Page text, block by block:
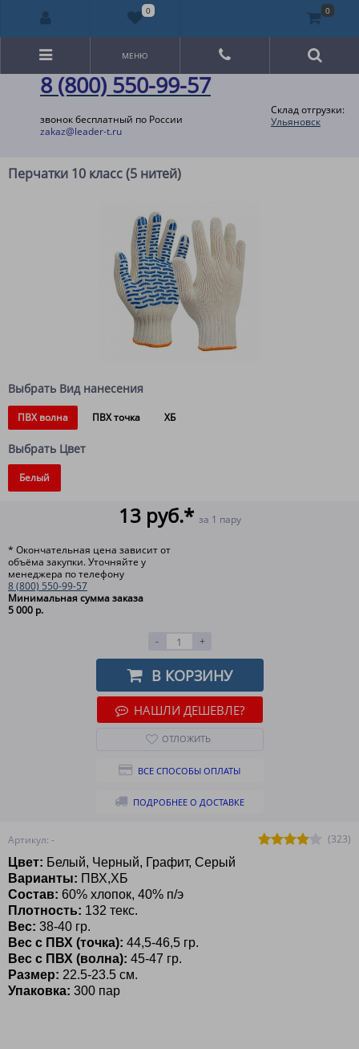
8 (800) 550-99-57
звонок бесплатный по России
zakaz@leader-t.ru
Склад отгрузки:
Ульяновск
МЕНЮ
Перчатки 10 класс (5 нитей)
Артикул: -
(323)
Цвет: Белый, Черный, Графит, Серый
Варианты: ПВХ,ХБ
Состав: 60% хлопок, 40% п/э
Плотность: 132 текс.
Вес: 38-40 гр.
Вес с ПВХ (точка): 44,5-46,5 гр.
Вес с ПВХ (волна): 45-47 гр.
Размер: 22.5-23.5 см.
Упаковка: 300 пар
Выбрать Вид нанесения
ПВХ волна ПВХ точка ХБ
Выбрать Цвет
Белый
13 руб.* за 1 пару
* Окончательная цена зависит от
объёма закупки. Уточняйте у
менеджера по телефону
8 (800) 550-99-57
Минимальная сумма заказа
5 000 р.
- +
В КОРЗИНУ
НАШЛИ ДЕШЕВЛЕ?
ОТЛОЖИТЬ
ВСЕ СПОСОБЫ ОПЛАТЫ
ПОДРОБНЕЕ О ДОСТАВКЕ
0 0